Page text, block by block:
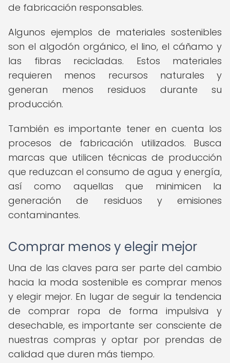
de fabricación responsables.
Algunos ejemplos de materiales sostenibles
son el algodón orgánico, el lino, el cáñamo y
las fibras recicladas. Estos materiales
requieren menos recursos naturales y
generan menos residuos durante su
producción.
También es importante tener en cuenta los
procesos de fabricación utilizados. Busca
marcas que utilicen técnicas de producción
que reduzcan el consumo de agua y energía,
así como aquellas que minimicen la
generación de residuos y emisiones
contaminantes.
Comprar menos y elegir mejor
Una de las claves para ser parte del cambio
hacia la moda sostenible es comprar menos
y elegir mejor. En lugar de seguir la tendencia
de comprar ropa de forma impulsiva y
desechable, es importante ser consciente de
nuestras compras y optar por prendas de
calidad que duren más tiempo.